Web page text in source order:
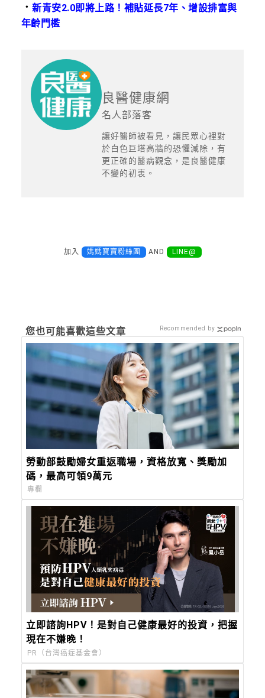
．新青安2.0即將上路！補貼延長7年、增設排富與
年齡門檻
良醫健康網
名人部落客
讓好醫師被看見，讓民眾心裡對
於白色巨塔高牆的恐懼減除，有
更正確的醫病觀念，是良醫健康
不變的初衷。
加入 媽媽寶寶粉絲團 AND LINE@
您也可能喜歡這些文章
勞動部鼓勵婦女重返職場，資格放寬、獎勵加
碼，最高可領9萬元
專欄
立即諮詢HPV！是對自己健康最好的投資，把握
現在不嫌晚！
PR（台灣癌症基金會）
Recommended by